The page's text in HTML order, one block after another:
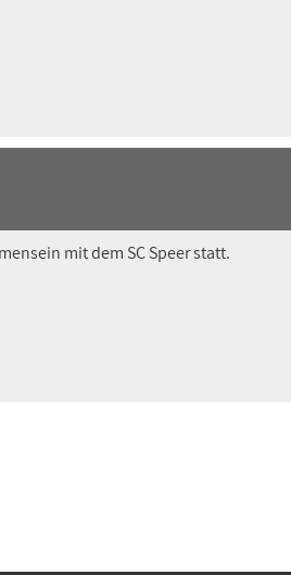
mit dem SC Speer statt.